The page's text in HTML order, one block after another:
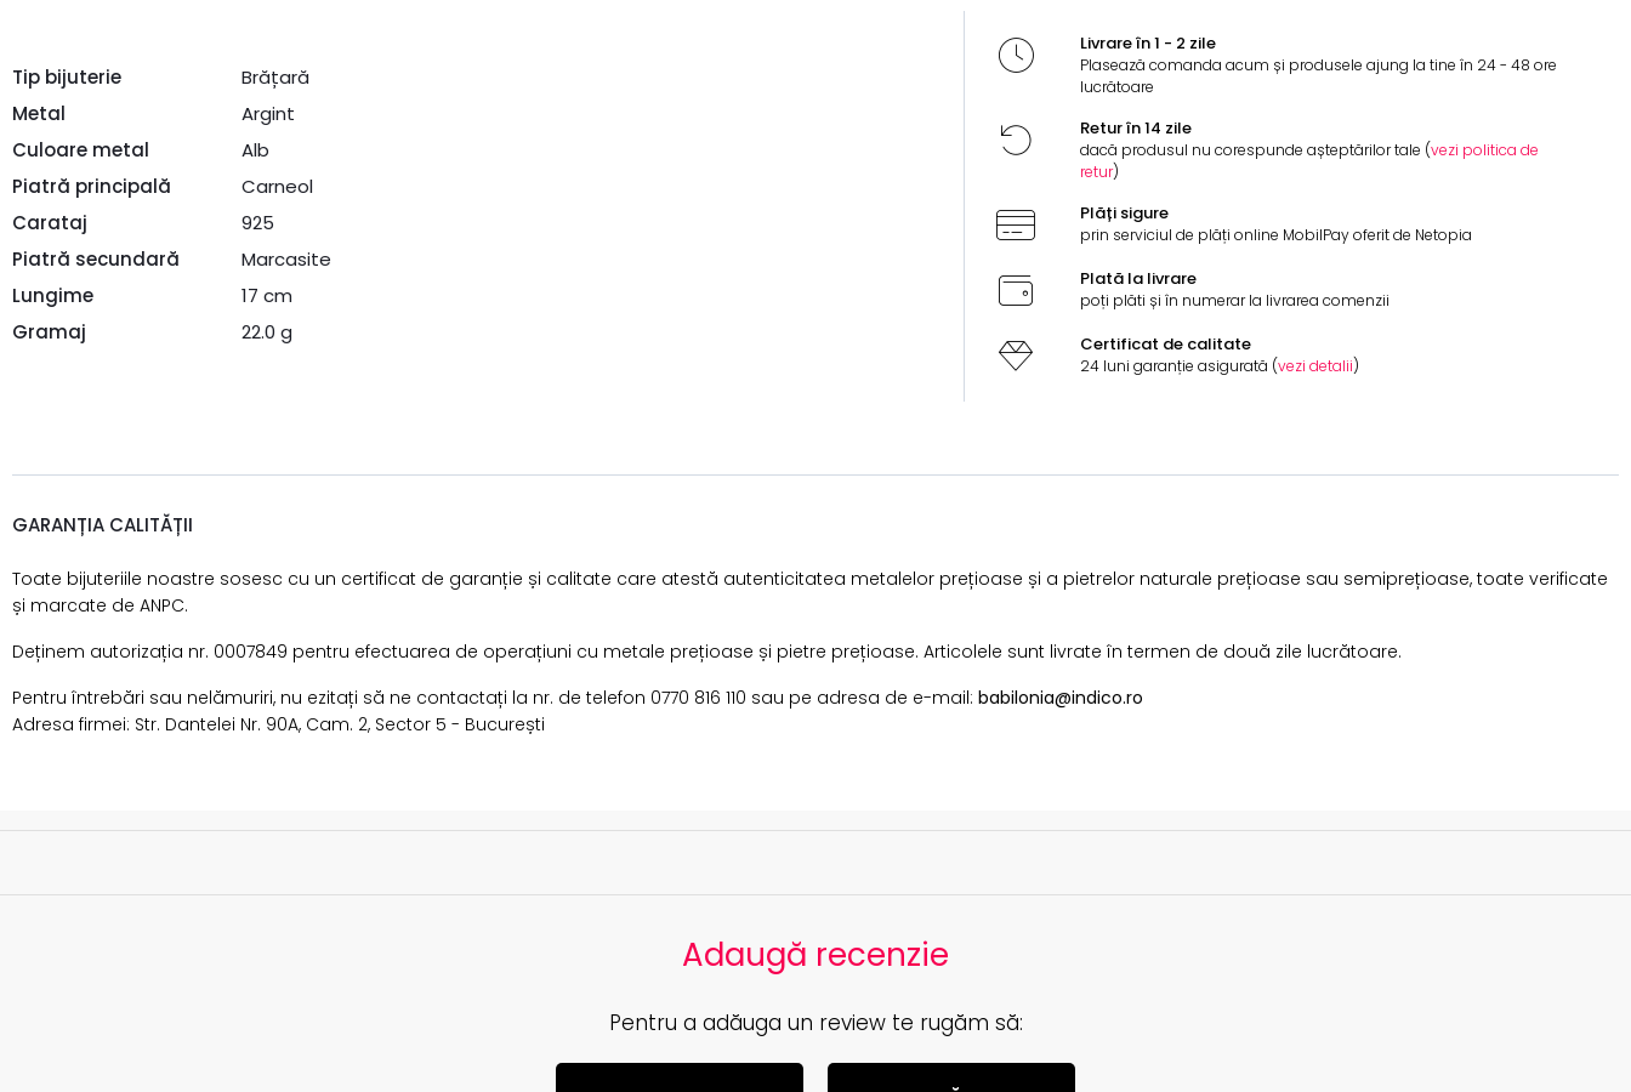
Tip bijuterie
Brățară
Metal
Argint
Culoare metal
Alb
Piatră principală
Carneol
Carataj
925
Piatră secundară
Marcasite
Lungime
17 cm
Gramaj
22.0 g
Livrare în 1 - 2 zile
Plasează comanda acum și produsele ajung la tine în 24 - 48 ore
lucrătoare
Retur în 14 zile
dacă produsul nu corespunde așteptărilor tale (vezi politica de
retur)
Plăți sigure
prin serviciul de plăți online MobilPay oferit de Netopia
Plată la livrare
poți plăti și în numerar la livrarea comenzii
Certificat de calitate
24 luni garanție asigurată (vezi detalii)
GARANȚIA CALITĂȚII
Toate bijuteriile noastre sosesc cu un certificat de garanție și calitate care atestă autenticitatea metalelor prețioase și a pietrelor naturale prețioase sau semiprețioase, toate verificate
și marcate de ANPC.
Deținem autorizația nr. 0007849 pentru efectuarea de operațiuni cu metale prețioase și pietre prețioase. Articolele sunt livrate în termen de două zile lucrătoare.
Pentru întrebări sau nelămuriri, nu ezitați să ne contactați la nr. de telefon 0770 816 110 sau pe adresa de e-mail: babilonia@indico.ro
Adresa firmei: Str. Dantelei Nr. 90A, Cam. 2, Sector 5 - București
Adaugă recenzie
Pentru a adăuga un review te rugăm să: